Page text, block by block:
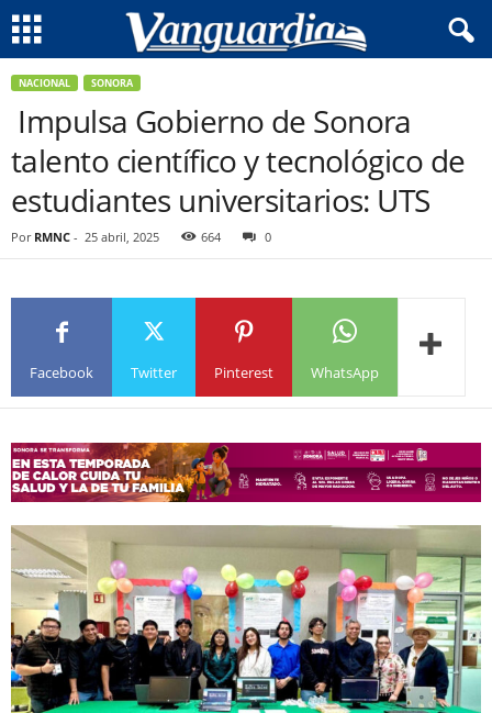
NACIONAL SONORA
Impulsa Gobierno de Sonora
talento científico y tecnológico de
estudiantes universitarios: UTS
Por RMNC - 25 abril, 2025 664 0
Facebook Twitter Pinterest WhatsApp